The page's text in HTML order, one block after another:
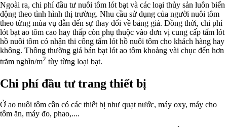
Ngoài ra, chi phí đầu tư nuôi tôm lót bạt và các loại thủy sản luôn biến
động theo tình hình thị trường. Nhu cầu sử dụng của người nuôi tôm
theo từng mùa vụ dẫn đến sự thay đổi về bảng giá. Đồng thời, chi phí
lót bạt ao tôm cao hay thấp còn phụ thuộc vào đơn vị cung cấp tấm lót
hồ nuôi tôm có nhận thi công tấm lót hồ nuôi tôm cho khách hàng hay
không. Thông thường giá bán bạt lót ao tôm khoảng vài chục đến hơn
trăm nghìn/m2 tùy từng loại bạt.
Chi phí đầu tư trang thiết bị
Ở ao nuôi tôm cần có các thiết bị như quạt nước, máy oxy, máy cho
tôm ăn, máy đo, phao,....